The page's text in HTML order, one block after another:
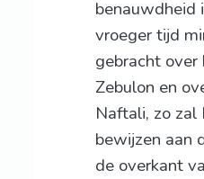
benauwdheid
vroeger tijd
gebracht
Zebulon en
Naftali, zo
bewijzen aan
de overkant